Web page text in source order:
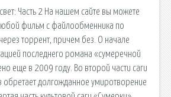
Часть 2 На нашем сайте вы можете
фильм с файлообменника по
торрент, причем без. О начале
последнего романа «сумеречной
еще в 2009 году. Во второй части саги
обретает долгожданное умиротворение